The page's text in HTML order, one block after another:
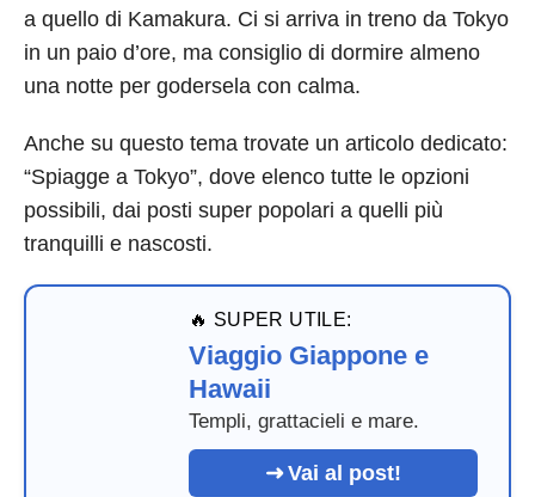
a quello di Kamakura. Ci si arriva in treno da Tokyo
in un paio d’ore, ma consiglio di dormire almeno
una notte per godersela con calma.
Anche su questo tema trovate un articolo dedicato:
“Spiagge a Tokyo”, dove elenco tutte le opzioni
possibili, dai posti super popolari a quelli più
tranquilli e nascosti.
🔥 SUPER UTILE:
Viaggio Giappone e
Hawaii
Templi, grattacieli e mare.
Vai al post!